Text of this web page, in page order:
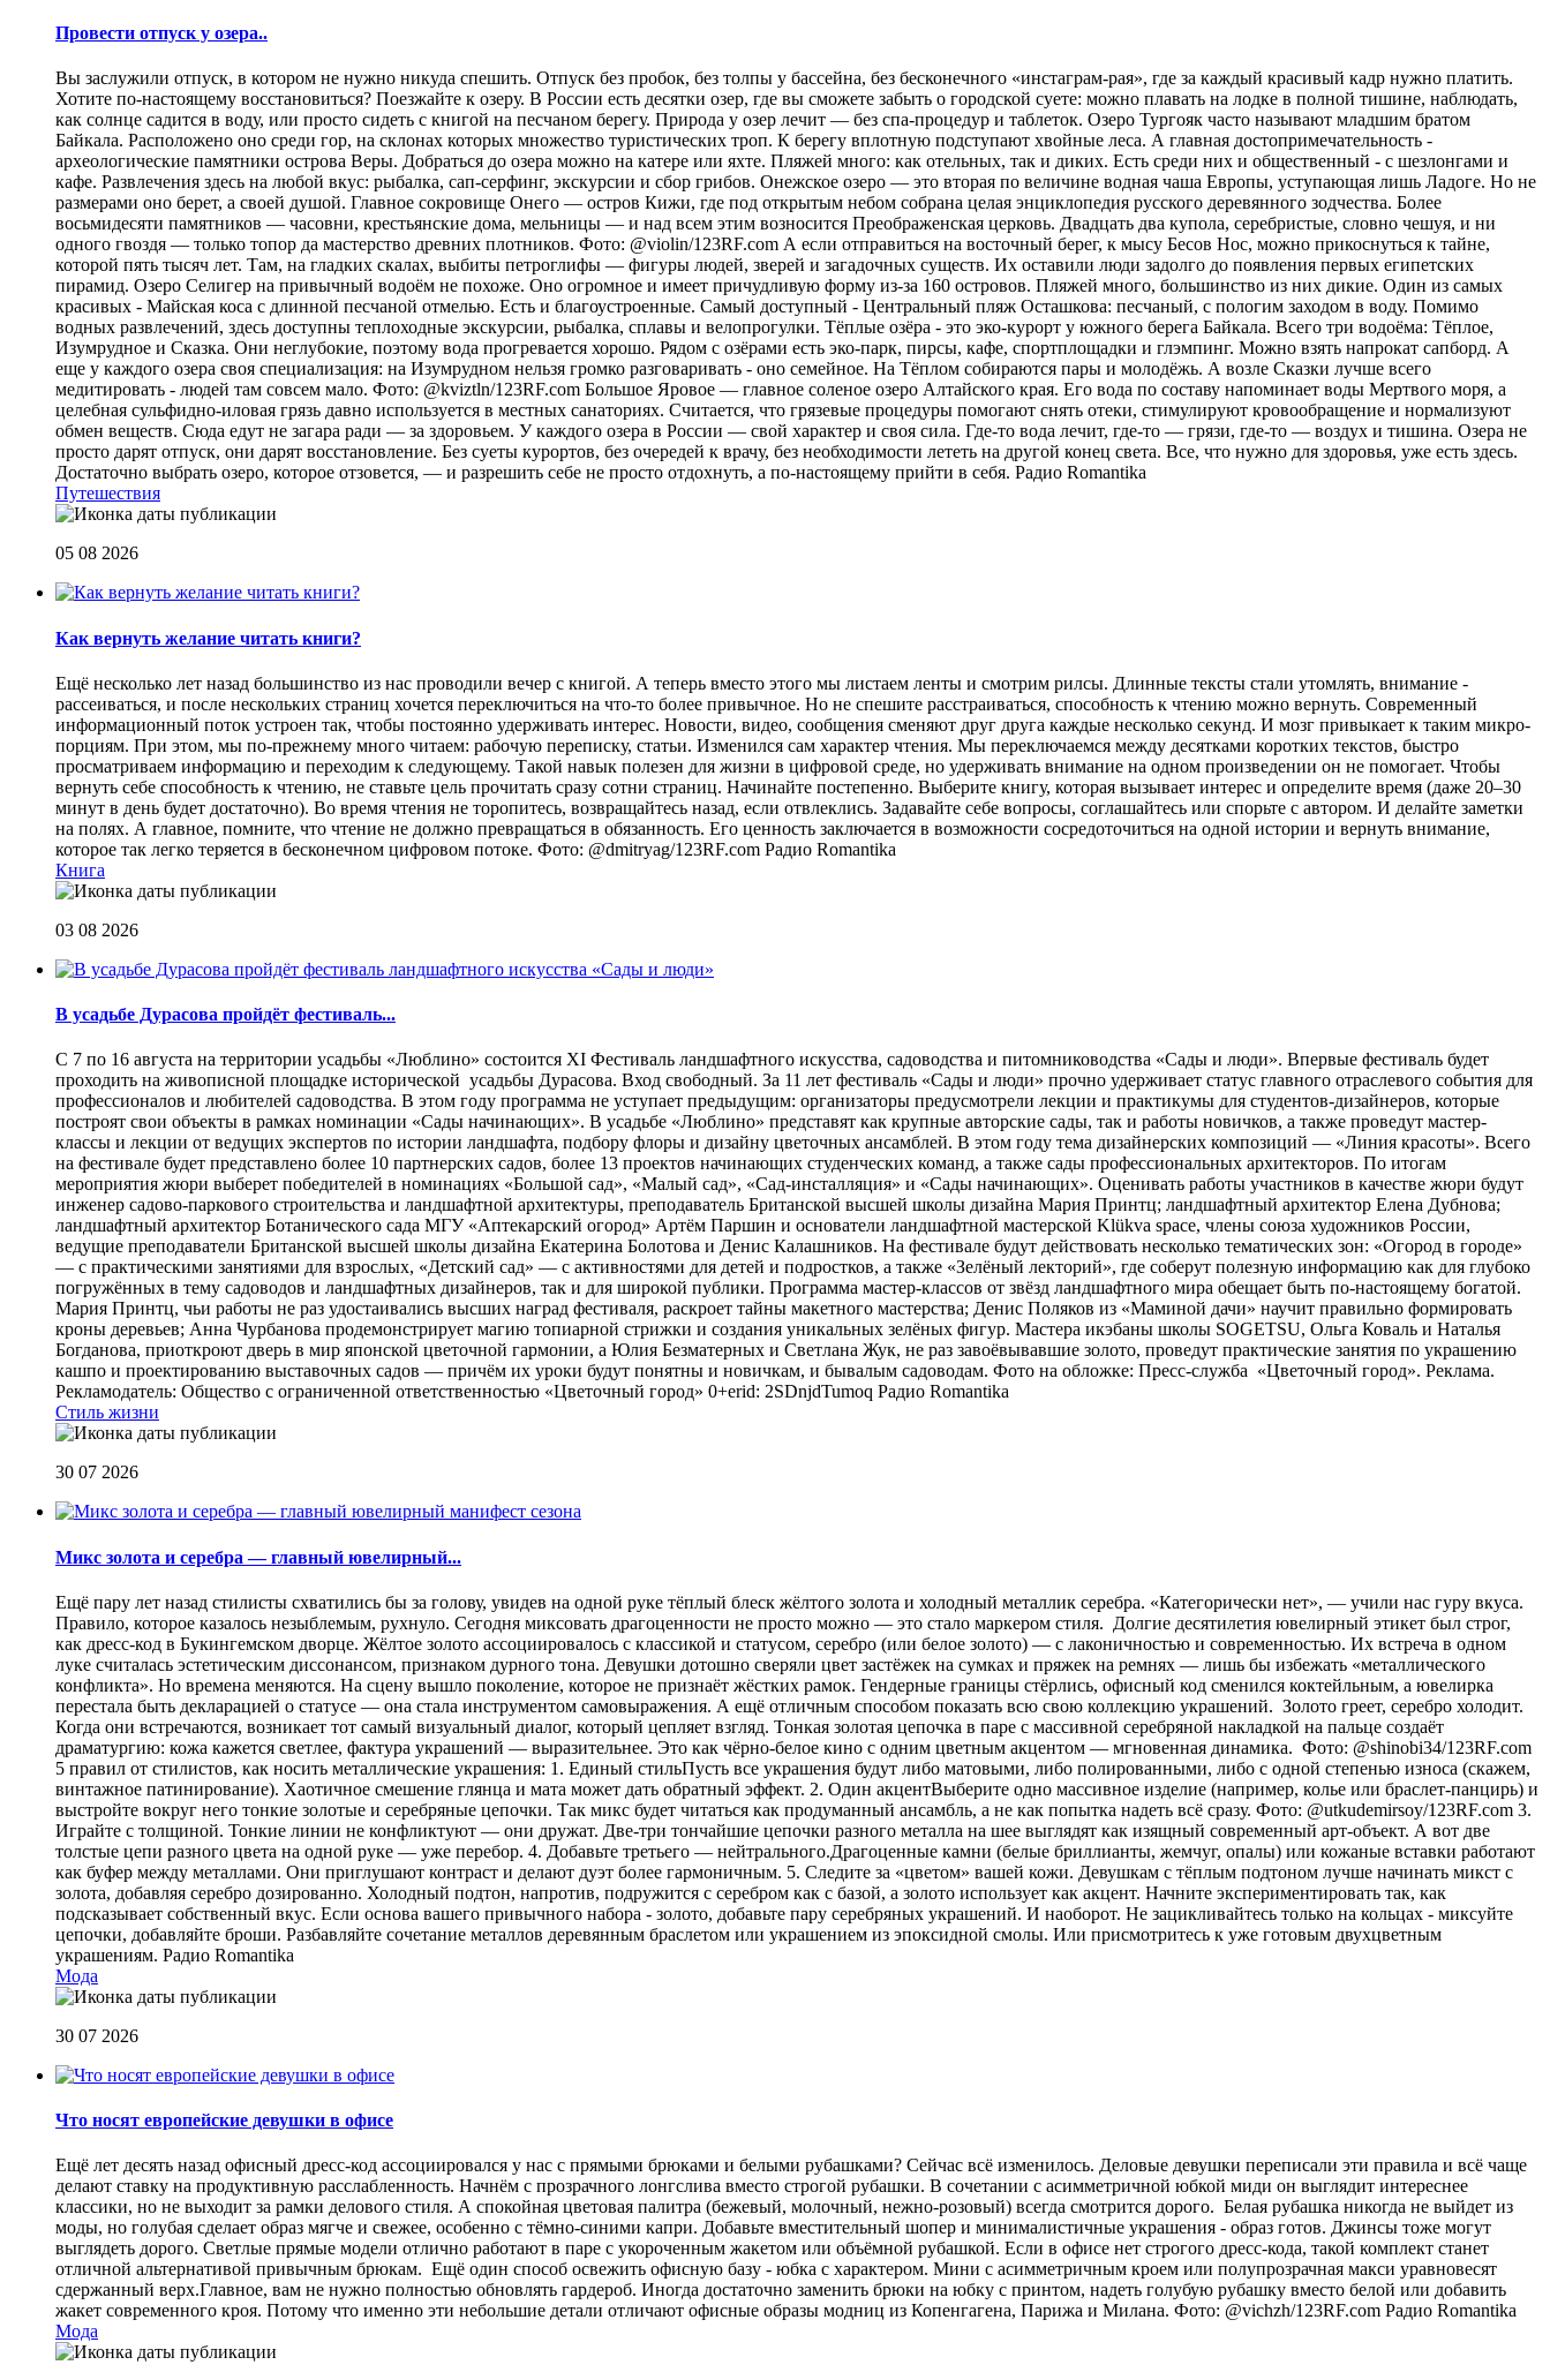
Провести отпуск у озера..
Вы заслужили отпуск, в котором не нужно никуда спешить. Отпуск без пробок, без толпы у бассейна, без бесконечного «инстаграм-рая», где за каждый красивый кадр нужно платить.
Хотите по-настоящему восстановиться? Поезжайте к озеру. В России есть десятки озер, где вы сможете забыть о городской суете: можно плавать на лодке в полной тишине, наблюдать,
как солнце садится в воду, или просто сидеть с книгой на песчаном берегу. Природа у озер лечит — без спа-процедур и таблеток. Озеро Тургояк часто называют младшим братом
Байкала. Расположено оно среди гор, на склонах которых множество туристических троп. К берегу вплотную подступают хвойные леса. А главная достопримечательность -
археологические памятники острова Веры. Добраться до озера можно на катере или яхте. Пляжей много: как отельных, так и диких. Есть среди них и общественный - с шезлонгами и
кафе. Развлечения здесь на любой вкус: рыбалка, сап-серфинг, экскурсии и сбор грибов. Онежское озеро — это вторая по величине водная чаша Европы, уступающая лишь Ладоге. Но не
размерами оно берет, а своей душой. Главное сокровище Онего — остров Кижи, где под открытым небом собрана целая энциклопедия русского деревянного зодчества. Более
восьмидесяти памятников — часовни, крестьянские дома, мельницы — и над всем этим возносится Преображенская церковь. Двадцать два купола, серебристые, словно чешуя, и ни
одного гвоздя — только топор да мастерство древних плотников. Фото: @violin/123RF.com А если отправиться на восточный берег, к мысу Бесов Нос, можно прикоснуться к тайне,
которой пять тысяч лет. Там, на гладких скалах, выбиты петроглифы — фигуры людей, зверей и загадочных существ. Их оставили люди задолго до появления первых египетских
пирамид. Озеро Селигер на привычный водоём не похоже. Оно огромное и имеет причудливую форму из-за 160 островов. Пляжей много, большинство из них дикие. Один из самых
красивых - Майская коса с длинной песчаной отмелью. Есть и благоустроенные. Самый доступный - Центральный пляж Осташкова: песчаный, с пологим заходом в воду. Помимо
водных развлечений, здесь доступны теплоходные экскурсии, рыбалка, сплавы и велопрогулки. Тёплые озёра - это эко-курорт у южного берега Байкала. Всего три водоёма: Тёплое,
Изумрудное и Сказка. Они неглубокие, поэтому вода прогревается хорошо. Рядом с озёрами есть эко-парк, пирсы, кафе, спортплощадки и глэмпинг. Можно взять напрокат сапборд. А
еще у каждого озера своя специализация: на Изумрудном нельзя громко разговаривать - оно семейное. На Тёплом собираются пары и молодёжь. А возле Сказки лучше всего
медитировать - людей там совсем мало. Фото: @kviztln/123RF.com Большое Яровое — главное соленое озеро Алтайского края. Его вода по составу напоминает воды Мертвого моря, а
целебная сульфидно-иловая грязь давно используется в местных санаториях. Считается, что грязевые процедуры помогают снять отеки, стимулируют кровообращение и нормализуют
обмен веществ. Сюда едут не загара ради — за здоровьем. У каждого озера в России — свой характер и своя сила. Где-то вода лечит, где-то — грязи, где-то — воздух и тишина. Озера не
просто дарят отпуск, они дарят восстановление. Без суеты курортов, без очередей к врачу, без необходимости лететь на другой конец света. Все, что нужно для здоровья, уже есть здесь.
Достаточно выбрать озеро, которое отзовется, — и разрешить себе не просто отдохнуть, а по-настоящему прийти в себя. Радио Romantika
Путешествия
05 08 2026
Как вернуть желание читать книги?
Eщё несколько лет назад большинство из нас проводили вечер с книгой. А теперь вместо этого мы листаем ленты и смотрим рилсы. Длинные тексты стали утомлять, внимание -
рассеиваться, и после нескольких страниц хочется переключиться на что-то более привычное. Но не спешите расстраиваться, способность к чтению можно вернуть. Современный
информационный поток устроен так, чтобы постоянно удерживать интерес. Новости, видео, сообщения сменяют друг друга каждые несколько секунд. И мозг привыкает к таким микро-
порциям. При этом, мы по-прежнему много читаем: рабочую переписку, статьи. Изменился сам характер чтения. Мы переключаемся между десятками коротких текстов, быстро
просматриваем информацию и переходим к следующему. Такой навык полезен для жизни в цифровой среде, но удерживать внимание на одном произведении он не помогает. Чтобы
вернуть себе способность к чтению, не ставьте цель прочитать сразу сотни страниц. Начинайте постепенно. Выберите книгу, которая вызывает интерес и определите время (даже 20–30
минут в день будет достаточно). Во время чтения не торопитесь, возвращайтесь назад, если отвлеклись. Задавайте себе вопросы, соглашайтесь или спорьте с автором. И делайте заметки
на полях. А главное, помните, что чтение не должно превращаться в обязанность. Его ценность заключается в возможности сосредоточиться на одной истории и вернуть внимание,
которое так легко теряется в бесконечном цифровом потоке. Фото: @dmitryag/123RF.com Радио Romantika
Книга
03 08 2026
В усадьбе Дурасова пройдёт фестиваль...
С 7 по 16 августа на территории усадьбы «Люблино» состоится XI Фестиваль ландшафтного искусства, садоводства и питомниководства «Сады и люди». Впервые фестиваль будет
проходить на живописной площадке исторической усадьбы Дурасова. Вход свободный. За 11 лет фестиваль «Сады и люди» прочно удерживает статус главного отраслевого события для
профессионалов и любителей садоводства. В этом году программа не уступает предыдущим: организаторы предусмотрели лекции и практикумы для студентов-дизайнеров, которые
построят свои объекты в рамках номинации «Сады начинающих». В усадьбе «Люблино» представят как крупные авторские сады, так и работы новичков, а также проведут мастер-
классы и лекции от ведущих экспертов по истории ландшафта, подбору флоры и дизайну цветочных ансамблей. В этом году тема дизайнерских композиций — «Линия красоты». Всего
на фестивале будет представлено более 10 партнерских садов, более 13 проектов начинающих студенческих команд, а также сады профессиональных архитекторов. По итогам
мероприятия жюри выберет победителей в номинациях «Большой сад», «Малый сад», «Сад-инсталляция» и «Сады начинающих». Оценивать работы участников в качестве жюри будут
инженер садово-паркового строительства и ландшафтной архитектуры, преподаватель Британской высшей школы дизайна Мария Принтц; ландшафтный архитектор Елена Дубнова;
ландшафтный архитектор Ботанического сада МГУ «Аптекарский огород» Артём Паршин и основатели ландшафтной мастерской Klükva space, члены союза художников России,
ведущие преподаватели Британской высшей школы дизайна Екатерина Болотова и Денис Калашников. На фестивале будут действовать несколько тематических зон: «Огород в городе»
— с практическими занятиями для взрослых, «Детский сад» — с активностями для детей и подростков, а также «Зелёный лекторий», где соберут полезную информацию как для глубоко
погружённых в тему садоводов и ландшафтных дизайнеров, так и для широкой публики. Программа мастер-классов от звёзд ландшафтного мира обещает быть по-настоящему богатой.
Мария Принтц, чьи работы не раз удостаивались высших наград фестиваля, раскроет тайны макетного мастерства; Денис Поляков из «Маминой дачи» научит правильно формировать
кроны деревьев; Анна Чурбанова продемонстрирует магию топиарной стрижки и создания уникальных зелёных фигур. Мастера икэбаны школы SOGETSU, Ольга Коваль и Наталья
Богданова, приоткроют дверь в мир японской цветочной гармонии, а Юлия Безматерных и Светлана Жук, не раз завоёвывавшие золото, проведут практические занятия по украшению
кашпо и проектированию выставочных садов — причём их уроки будут понятны и новичкам, и бывалым садоводам. Фото на обложке: Пресс-служба «Цветочный город». Реклама.
Рекламодатель: Общество с ограниченной ответственностью «Цветочный город» 0+erid: 2SDnjdTumoq Радио Romantika
Стиль жизни
30 07 2026
Микс золота и серебра — главный ювелирный...
Ещё пару лет назад стилисты схватились бы за голову, увидев на одной руке тёплый блеск жёлтого золота и холодный металлик серебра. «Категорически нет», — учили нас гуру вкуса.
Правило, которое казалось незыблемым, рухнуло. Сегодня миксовать драгоценности не просто можно — это стало маркером стиля. Долгие десятилетия ювелирный этикет был строг,
как дресс-код в Букингемском дворце. Жёлтое золото ассоциировалось с классикой и статусом, серебро (или белое золото) — с лаконичностью и современностью. Их встреча в одном
луке считалась эстетическим диссонансом, признаком дурного тона. Девушки дотошно сверяли цвет застёжек на сумках и пряжек на ремнях — лишь бы избежать «металлического
конфликта». Но времена меняются. На сцену вышло поколение, которое не признаёт жёстких рамок. Гендерные границы стёрлись, офисный код сменился коктейльным, а ювелирка
перестала быть декларацией о статусе — она стала инструментом самовыражения. А ещё отличным способом показать всю свою коллекцию украшений. Золото греет, серебро холодит.
Когда они встречаются, возникает тот самый визуальный диалог, который цепляет взгляд. Тонкая золотая цепочка в паре с массивной серебряной накладкой на пальце создаёт
драматургию: кожа кажется светлее, фактура украшений — выразительнее. Это как чёрно-белое кино с одним цветным акцентом — мгновенная динамика. Фото: @shinobi34/123RF.com
5 правил от стилистов, как носить металлические украшения: 1. Единый стильПусть все украшения будут либо матовыми, либо полированными, либо с одной степенью износа (скажем,
винтажное патинирование). Хаотичное смешение глянца и мата может дать обратный эффект. 2. Один акцентВыберите одно массивное изделие (например, колье или браслет-панцирь) и
выстройте вокруг него тонкие золотые и серебряные цепочки. Так микс будет читаться как продуманный ансамбль, а не как попытка надеть всё сразу. Фото: @utkudemirsoy/123RF.com 3.
Играйте с толщиной. Тонкие линии не конфликтуют — они дружат. Две-три тончайшие цепочки разного металла на шее выглядят как изящный современный арт-объект. А вот две
толстые цепи разного цвета на одной руке — уже перебор. 4. Добавьте третьего — нейтрального.Драгоценные камни (белые бриллианты, жемчуг, опалы) или кожаные вставки работают
как буфер между металлами. Они приглушают контраст и делают дуэт более гармоничным. 5. Следите за «цветом» вашей кожи. Девушкам с тёплым подтоном лучше начинать микст с
золота, добавляя серебро дозированно. Холодный подтон, напротив, подружится с серебром как с базой, а золото использует как акцент. Начните экспериментировать так, как
подсказывает собственный вкус. Если основа вашего привычного набора - золото, добавьте пару серебряных украшений. И наоборот. Не зацикливайтесь только на кольцах - миксуйте
цепочки, добавляйте броши. Разбавляйте сочетание металлов деревянным браслетом или украшением из эпоксидной смолы. Или присмотритесь к уже готовым двухцветным
украшениям. Радио Romantika
Мода
30 07 2026
Что носят европейские девушки в офисе
Ещё лет десять назад офисный дресс-код ассоциировался у нас с прямыми брюками и белыми рубашками? Сейчас всё изменилось. Деловые девушки переписали эти правила и всё чаще
делают ставку на продуктивную расслабленность. Начнём с прозрачного лонгслива вместо строгой рубашки. В сочетании с асимметричной юбкой миди он выглядит интереснее
классики, но не выходит за рамки делового стиля. А спокойная цветовая палитра (бежевый, молочный, нежно-розовый) всегда смотрится дорого. Белая рубашка никогда не выйдет из
моды, но голубая сделает образ мягче и свежее, особенно с тёмно-синими капри. Добавьте вместительный шопер и минималистичные украшения - образ готов. Джинсы тоже могут
выглядеть дорого. Светлые прямые модели отлично работают в паре с укороченным жакетом или объёмной рубашкой. Если в офисе нет строгого дресс-кода, такой комплект станет
отличной альтернативой привычным брюкам. Ещё один способ освежить офисную базу - юбка с характером. Мини с асимметричным кроем или полупрозрачная макси уравновесят
сдержанный верх.Главное, вам не нужно полностью обновлять гардероб. Иногда достаточно заменить брюки на юбку с принтом, надеть голубую рубашку вместо белой или добавить
жакет современного кроя. Потому что именно эти небольшие детали отличают офисные образы модниц из Копенгагена, Парижа и Милана. Фото: @vichzh/123RF.com Радио Romantika
Мода